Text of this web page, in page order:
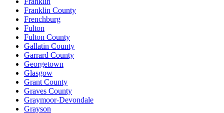
Franklin County
Frenchburg
Fulton
Fulton County
Gallatin County
Garrard County
Georgetown
Glasgow
Grant County
Graves County
Graymoor-Devondale
Grayson